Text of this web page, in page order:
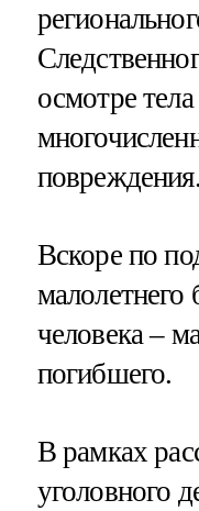
осмотре
повреждения.
Вскоре по
человека –
погибшего.
В рамках
уголовного